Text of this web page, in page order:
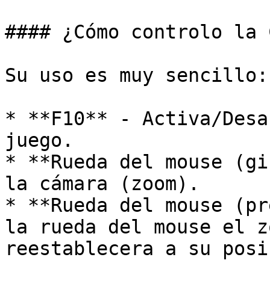
#### ¿Cómo controlo la
Su uso es muy sencillo:
* **F10** - Activa/
juego.
* **Rueda del mouse
la cámara (zoom).
* **Rueda del mouse
la rueda del mouse el
reestablecera a su